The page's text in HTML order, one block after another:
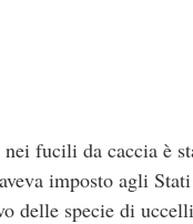
fucili da caccia è
imposto agli
delle specie di